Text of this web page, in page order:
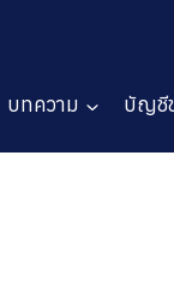
บทความ บัญชี